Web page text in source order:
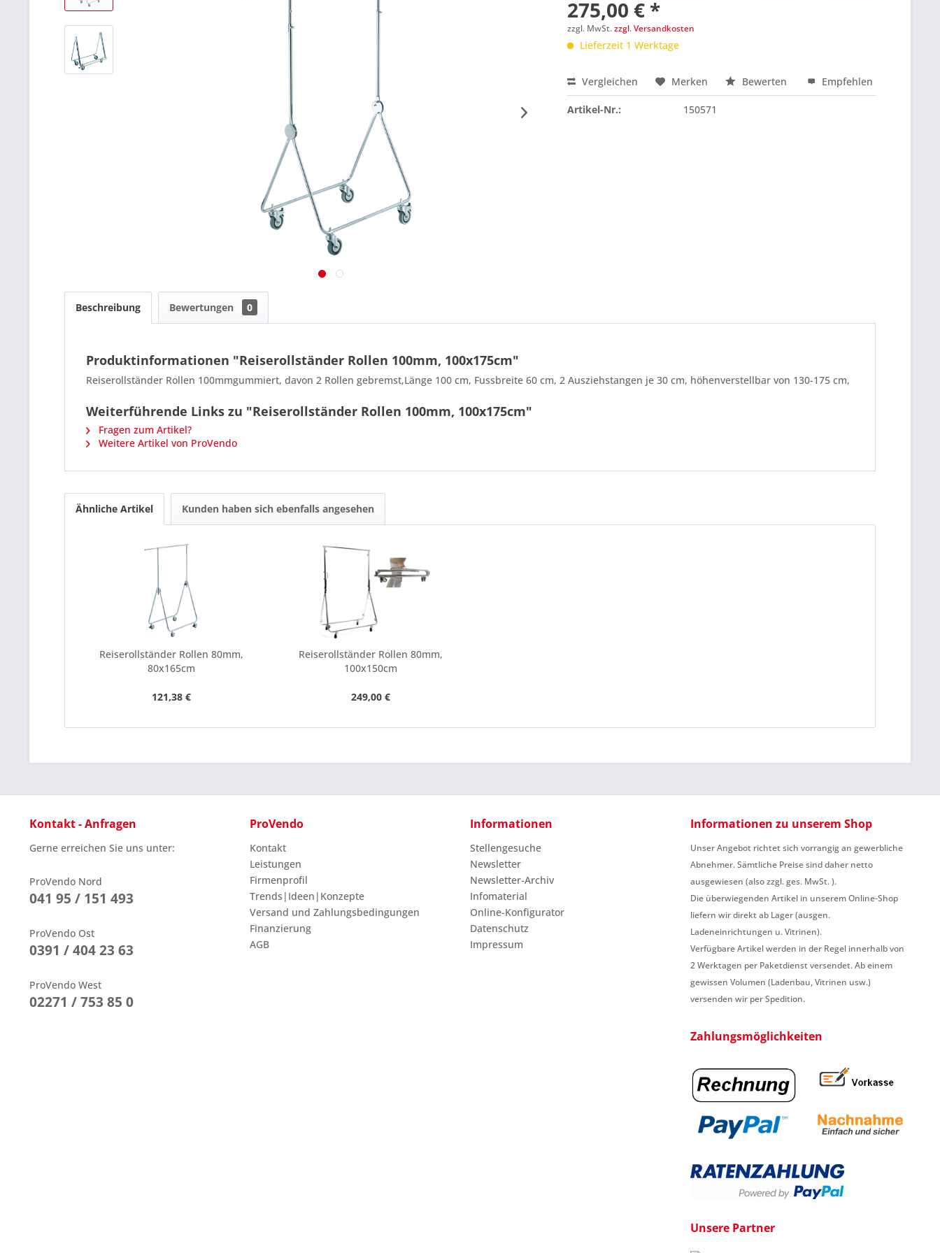
275,00 € *
zzgl. MwSt.zzgl. Versandkosten
Lieferzeit 1 Werktage
Preis anfragen
Vergleichen Merken Bewerten Empfehlen
Artikel-Nr.: 150571
Beschreibung Bewertungen 0
Produktinformationen "Reiserollständer Rollen 100mm, 100x175cm"
Reiserollständer Rollen 100mmgummiert, davon 2 Rollen gebremst,Länge 100 cm, Fussbreite 60 cm, 2 Ausziehstangen je 30 cm, höhenverstellbar von 130-175 cm,
Weiterführende Links zu "Reiserollständer Rollen 100mm, 100x175cm"
Fragen zum Artikel?
Weitere Artikel von ProVendo
Ähnliche Artikel Kunden haben sich ebenfalls angesehen
Reiserollständer Rollen 80mm,
80x165cm
121,38 €
Reiserollständer Rollen 80mm,
100x150cm
249,00 €
Kontakt - Anfragen
Gerne erreichen Sie uns unter:
ProVendo Nord
041 95 / 151 493
ProVendo Ost
0391 / 404 23 63
ProVendo West
02271 / 753 85 0
ProVendo
Kontakt
Leistungen
Firmenprofil
Trends|Ideen|Konzepte
Versand und Zahlungsbedingungen
Finanzierung
AGB
Informationen
Stellengesuche
Newsletter
Newsletter-Archiv
Infomaterial
Online-Konfigurator
Datenschutz
Impressum
Informationen zu unserem Shop
Unser Angebot richtet sich vorrangig an gewerbliche
Abnehmer. Sämtliche Preise sind daher netto
ausgewiesen (also zzgl. ges. MwSt. ).
Die überwiegenden Artikel in unserem Online-Shop
liefern wir direkt ab Lager (ausgen.
Ladeneinrichtungen u. Vitrinen).
Verfügbare Artikel werden in der Regel innerhalb von
2 Werktagen per Paketdienst versendet. Ab einem
gewissen Volumen (Ladenbau, Vitrinen usw.)
versenden wir per Spedition.
Zahlungsmöglichkeiten
Unsere Partner